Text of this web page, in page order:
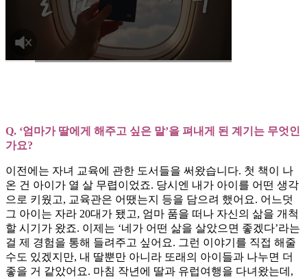
Q. ‘엄마가 딸에게 해주고 싶은 말’을 펴내게 된 계기는 무엇인
가요?
이전에는 자녀 교육에 관한 도서들을 써왔습니다. 첫 책이 나
온 건 아이가 열 살 무렵이었죠. 당시엔 내가 아이를 어떤 생각
으로 키웠고, 교육관은 어땠는지 등을 담으려 했어요. 어느덧
그 아이는 자라 20대가 됐고, 엄마 품을 떠나 자신의 삶을 개척
할 시기가 왔죠. 이제는 ‘네가 어떤 삶을 살았으면 좋겠다’라는
걸 제 경험을 통해 들려주고 싶어요. 그런 이야기를 직접 해줄
수도 있겠지만, 내 딸뿐만 아니라 또래의 아이들과 나누면 더
좋을 거 같았어요. 마침 작년에 딸과 유럽여행을 다녀왔는데,